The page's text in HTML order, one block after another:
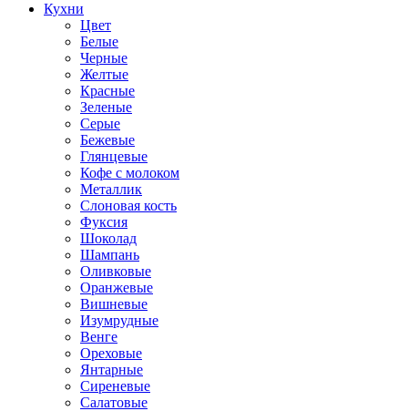
Кухни
Цвет
Белые
Черные
Желтые
Красные
Зеленые
Серые
Бежевые
Глянцевые
Кофе с молоком
Металлик
Слоновая кость
Фуксия
Шоколад
Шампань
Оливковые
Оранжевые
Вишневые
Изумрудные
Венге
Ореховые
Янтарные
Сиреневые
Салатовые